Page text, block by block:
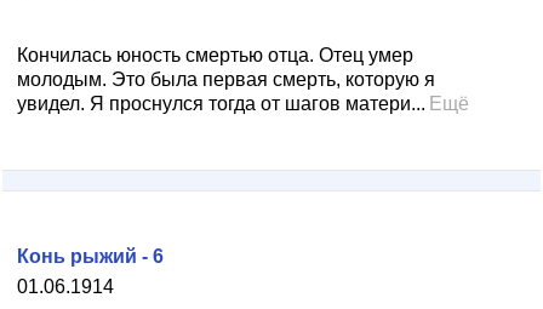
Кончилась юность смертью отца. Отец умер
молодым. Это была первая смерть, которую я
увидел. Я проснулся тогда от шагов матери... Ещё
01.06.1914
Конь рыжий - 6